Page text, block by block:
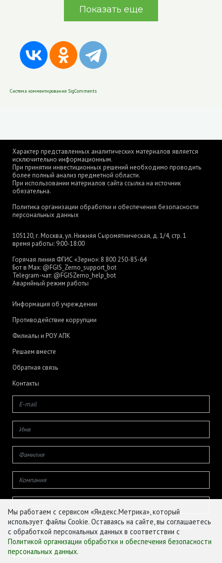
Показать еще
Система комментирования SigComments
Характер представленных аналитических материалов является
исключительно информационным.
При принятии инвестиционных решений необходимо проводить
более полный анализ предметной области.
При использовании материалов сайта ссылка на источник
обязательна.
Политика организации обработки и обеспечения безопасности
персональных данных
105120, г. Москва, ул. Нижняя Сыромятническая, д. 1/4, стр. 1
время работы: 9:00-18:00
Горячая линия ФГИС «Зерно»: 8 800 250-85-64
Бот в Max: @FGIS_Zerno_support_bot
Telegram-чат: @FGISZerno_help_bot
Аварийный режим работы
Информация об учреждении
Противодействие коррупции
Филиалы и РОУ АПК
Решаем вместе
Обратная связь
Контакты
Даю согласие на обработку своих персональных данных
Мы работаем с сервисом «Яндекс.Метрика», который
использует файлы Cookie. Оставаясь на сайте, вы соглашаетесь
с обработкой персональных данных в соответствии с
Политикой организации обработки и обеспечения безопасности
персональных данных.